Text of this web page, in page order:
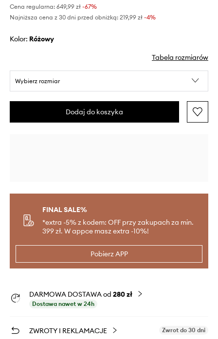
Cena regularna: 649,99 zł -67%
Najniższa cena z 30 dni przed obniżką: 219,99 zł -4%
Kolor: różowy
Tabela rozmiarów
Wybierz rozmiar
Dodaj do koszyka
FINAL SALE%
*extra -5% z kodem: OFF przy zakupach za min.
399 zł. W appce masz extra -10%!
Pobierz APP
DARMOWA DOSTAWA od 280 zł
Dostawa nawet w 24h
ZWROTY I REKLAMACJE Zwrot do 30 dni